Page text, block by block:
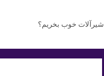
خوب بخریم؟